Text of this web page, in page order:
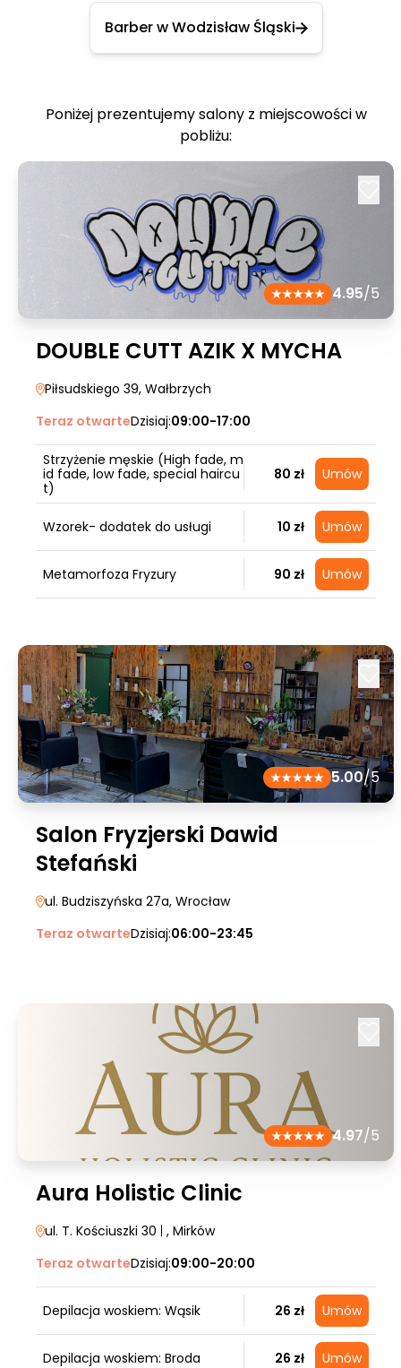
Barber w Wodzisław Śląski
Poniżej prezentujemy salony z miejscowości w
pobliżu:
4.95/5
DOUBLE CUTT AZIK X MYCHA
Piłsudskiego 39, Wałbrzych
Teraz otwarteDzisiaj:09:00-17:00
Strzyżenie męskie (High fade, m
id fade, low fade, special haircu
t)
80 zł Umów
Wzorek- dodatek do usługi 10 zł Umów
Metamorfoza Fryzury 90 zł Umów
5.00/5
Salon Fryzjerski Dawid
Stefański
ul. Budziszyńska 27a, Wrocław
Teraz otwarteDzisiaj:06:00-23:45
4.97/5
Aura Holistic Clinic
ul. T. Kościuszki 30 , Mirków
Teraz otwarteDzisiaj:09:00-20:00
Depilacja woskiem: Wąsik 26 zł Umów
Depilacja woskiem: Broda 26 zł Umów